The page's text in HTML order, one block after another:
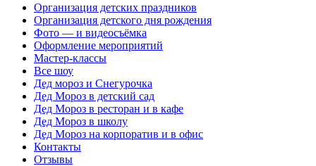
Организация детских праздников
Организация детского дня рождения
Фото — и видеосъёмка
Оформление мероприятий
Мастер-классы
Все шоу
Дед мороз и Снегурочка
Дед Мороз в детский сад
Дед Мороз в ресторан и в кафе
Дед Мороз в школу
Дед Мороз на корпоратив и в офис
Контакты
Отзывы